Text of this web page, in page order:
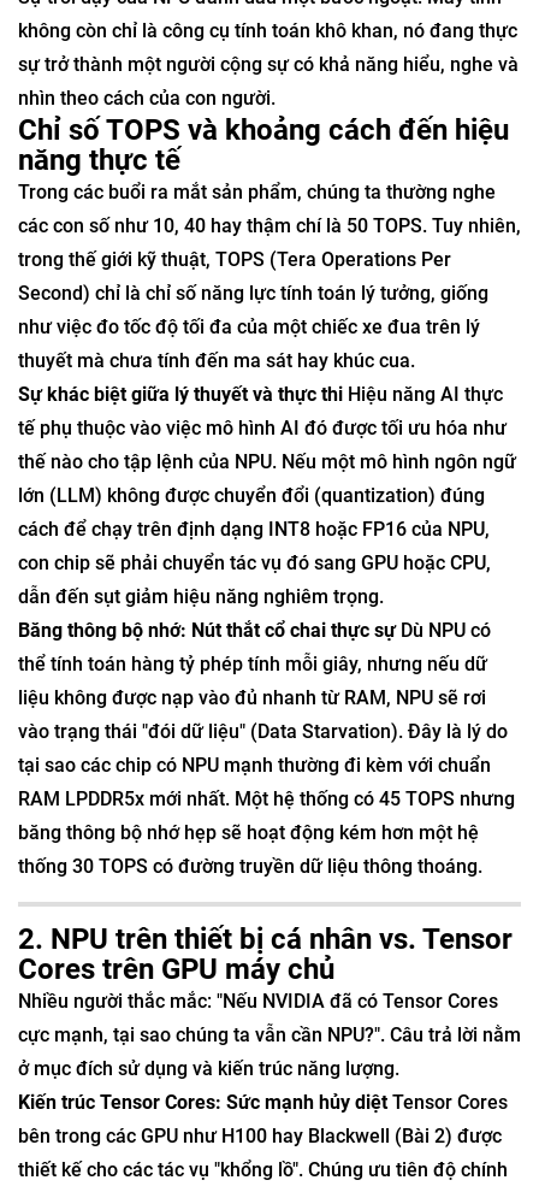
không còn chỉ là công cụ tính toán khô khan, nó đang thực
sự trở thành một người cộng sự có khả năng hiểu, nghe và
nhìn theo cách của con người.
Chỉ số TOPS và khoảng cách đến hiệu
năng thực tế
Trong các buổi ra mắt sản phẩm, chúng ta thường nghe
các con số như 10, 40 hay thậm chí là 50 TOPS. Tuy nhiên,
trong thế giới kỹ thuật, TOPS (Tera Operations Per
Second) chỉ là chỉ số năng lực tính toán lý tưởng, giống
như việc đo tốc độ tối đa của một chiếc xe đua trên lý
thuyết mà chưa tính đến ma sát hay khúc cua.
Sự khác biệt giữa lý thuyết và thực thi Hiệu năng AI thực
tế phụ thuộc vào việc mô hình AI đó được tối ưu hóa như
thế nào cho tập lệnh của NPU. Nếu một mô hình ngôn ngữ
lớn (LLM) không được chuyển đổi (quantization) đúng
cách để chạy trên định dạng INT8 hoặc FP16 của NPU,
con chip sẽ phải chuyển tác vụ đó sang GPU hoặc CPU,
dẫn đến sụt giảm hiệu năng nghiêm trọng.
Băng thông bộ nhớ: Nút thắt cổ chai thực sựDù NPU có
thể tính toán hàng tỷ phép tính mỗi giây, nhưng nếu dữ
liệu không được nạp vào đủ nhanh từ RAM, NPU sẽ rơi
vào trạng thái "đói dữ liệu" (Data Starvation). Đây là lý do
tại sao các chip có NPU mạnh thường đi kèm với chuẩn
RAM LPDDR5x mới nhất. Một hệ thống có 45 TOPS nhưng
băng thông bộ nhớ hẹp sẽ hoạt động kém hơn một hệ
thống 30 TOPS có đường truyền dữ liệu thông thoáng.
2. NPU trên thiết bị cá nhân vs. Tensor
Cores trên GPU máy chủ
Nhiều người thắc mắc: "Nếu NVIDIA đã có Tensor Cores
cực mạnh, tại sao chúng ta vẫn cần NPU?". Câu trả lời nằm
ở mục đích sử dụng và kiến trúc năng lượng.
Kiến trúc Tensor Cores: Sức mạnh hủy diệtTensor Cores
bên trong các GPU như H100 hay Blackwell (Bài 2) được
thiết kế cho các tác vụ "khổng lồ". Chúng ưu tiên độ chính